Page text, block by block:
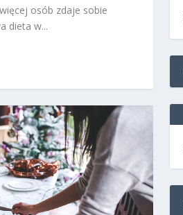
osób zdaje sobie
dieta w...